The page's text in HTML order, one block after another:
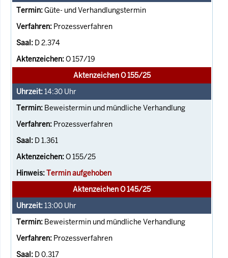
Güte- und Verhandlungstermin
Prozessverfahren
D 2.374
O 157/19
Aktenzeichen O 155/25
14:30 Uhr
Beweistermin und mündliche Verhandlung
Prozessverfahren
D 1.361
O 155/25
Termin aufgehoben
Aktenzeichen O 145/25
13:00 Uhr
Beweistermin und mündliche Verhandlung
Prozessverfahren
D 0.317